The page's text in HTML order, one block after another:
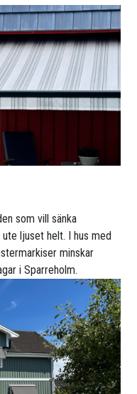
som vill sänka
ljuset helt. I hus med
minskar
i Sparreholm.